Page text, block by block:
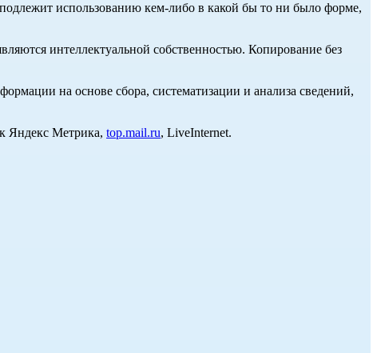
использованию кем-либо в какой бы то ни было форме,
интеллектуальной собственностью. Копирование без
на основе сбора, систематизации и анализа сведений,
Яндекс Метрика, top.mail.ru, LiveInternet.